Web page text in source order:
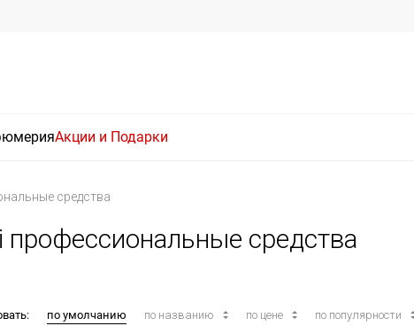
Акции и Подарки
средства
профессиональные средства
по умолчанию по названию по цене по популярности